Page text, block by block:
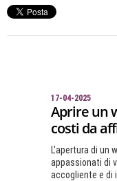
17-04-2025
Aprire un
costi da
L’apertura di un
appassionati di
accogliente e di